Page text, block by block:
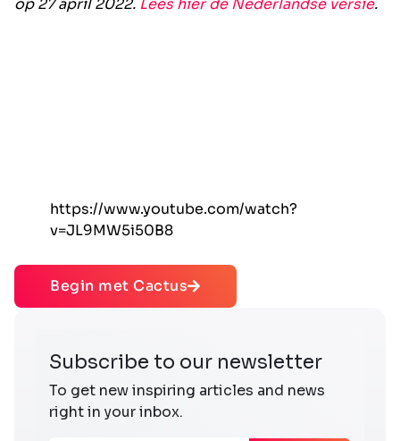
op 27 april 2022. Lees hier de Nederlandse versie.
https://www.youtube.com/watch?
v=JL9MW5i50B8
Begin met Cactus